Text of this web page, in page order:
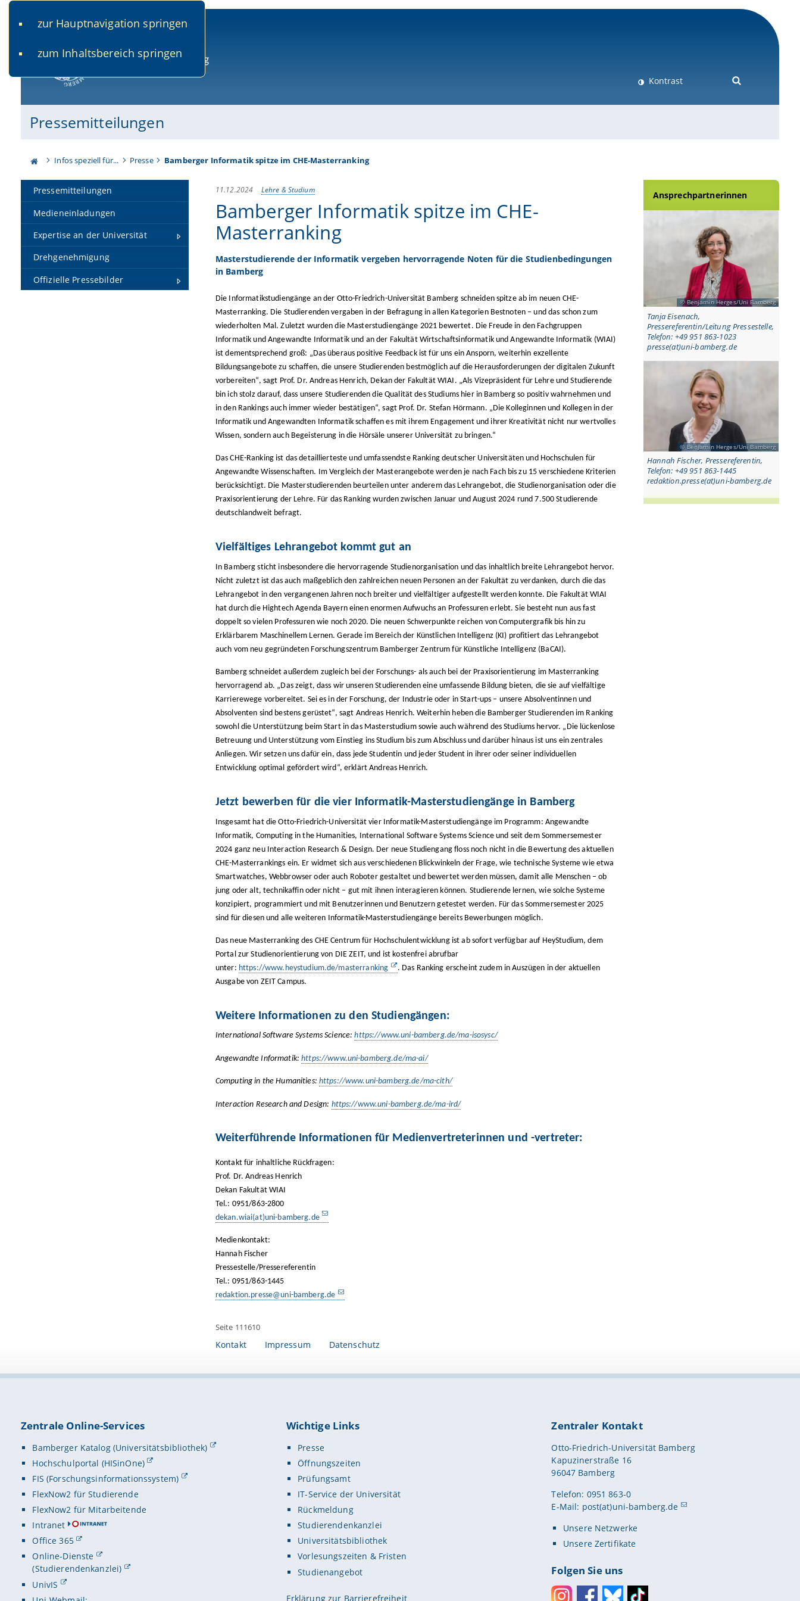
zur Hauptnavigation springen
zum Inhaltsbereich springen
Kontrast
Pressemitteilungen
Infos speziell für... Presse Bamberger Informatik spitze im CHE-Masterranking
Pressemitteilungen
Medieneinladungen
Expertise an der Universität
Drehgenehmigung
Offizielle Pressebilder
11.12.2024 Lehre & Studium
Bamberger Informatik spitze im CHE-
Masterranking
Masterstudierende der Informatik vergeben hervorragende Noten für die Studienbedingungen
in Bamberg
Die Informatikstudiengänge an der Otto-Friedrich-Universität Bamberg schneiden spitze ab im neuen CHE-
Masterranking. Die Studierenden vergaben in der Befragung in allen Kategorien Bestnoten – und das schon zum
wiederholten Mal. Zuletzt wurden die Masterstudiengänge 2021 bewertet. Die Freude in den Fachgruppen
Informatik und Angewandte Informatik und an der Fakultät Wirtschaftsinformatik und Angewandte Informatik (WIAI)
ist dementsprechend groß: „Das überaus positive Feedback ist für uns ein Ansporn, weiterhin exzellente
Bildungsangebote zu schaffen, die unsere Studierenden bestmöglich auf die Herausforderungen der digitalen Zukunft
vorbereiten“, sagt Prof. Dr. Andreas Henrich, Dekan der Fakultät WIAI. „Als Vizepräsident für Lehre und Studierende
bin ich stolz darauf, dass unsere Studierenden die Qualität des Studiums hier in Bamberg so positiv wahrnehmen und
in den Rankings auch immer wieder bestätigen“, sagt Prof. Dr. Stefan Hörmann. „Die Kolleginnen und Kollegen in der
Informatik und Angewandten Informatik schaffen es mit ihrem Engagement und ihrer Kreativität nicht nur wertvolles
Wissen, sondern auch Begeisterung in die Hörsäle unserer Universität zu bringen.“
Das CHE-Ranking ist das detaillierteste und umfassendste Ranking deutscher Universitäten und Hochschulen für
Angewandte Wissenschaften. Im Vergleich der Masterangebote werden je nach Fach bis zu 15 verschiedene Kriterien
berücksichtigt. Die Masterstudierenden beurteilen unter anderem das Lehrangebot, die Studienorganisation oder die
Praxisorientierung der Lehre. Für das Ranking wurden zwischen Januar und August 2024 rund 7.500 Studierende
deutschlandweit befragt.
Vielfältiges Lehrangebot kommt gut an
In Bamberg sticht insbesondere die hervorragende Studienorganisation und das inhaltlich breite Lehrangebot hervor.
Nicht zuletzt ist das auch maßgeblich den zahlreichen neuen Personen an der Fakultät zu verdanken, durch die das
Lehrangebot in den vergangenen Jahren noch breiter und vielfältiger aufgestellt werden konnte. Die Fakultät WIAI
hat durch die Hightech Agenda Bayern einen enormen Aufwuchs an Professuren erlebt. Sie besteht nun aus fast
doppelt so vielen Professuren wie noch 2020. Die neuen Schwerpunkte reichen von Computergrafik bis hin zu
Erklärbarem Maschinellem Lernen. Gerade im Bereich der Künstlichen Intelligenz (KI) profitiert das Lehrangebot
auch vom neu gegründeten Forschungszentrum Bamberger Zentrum für Künstliche Intelligenz (BaCAI).
Bamberg schneidet außerdem zugleich bei der Forschungs- als auch bei der Praxisorientierung im Masterranking
hervorragend ab. „Das zeigt, dass wir unseren Studierenden eine umfassende Bildung bieten, die sie auf vielfältige
Karrierewege vorbereitet. Sei es in der Forschung, der Industrie oder in Start-ups – unsere Absolventinnen und
Absolventen sind bestens gerüstet“, sagt Andreas Henrich. Weiterhin heben die Bamberger Studierenden im Ranking
sowohl die Unterstützung beim Start in das Masterstudium sowie auch während des Studiums hervor. „Die lückenlose
Betreuung und Unterstützung vom Einstieg ins Studium bis zum Abschluss und darüber hinaus ist uns ein zentrales
Anliegen. Wir setzen uns dafür ein, dass jede Studentin und jeder Student in ihrer oder seiner individuellen
Entwicklung optimal gefördert wird“, erklärt Andreas Henrich.
Jetzt bewerben für die vier Informatik-Masterstudiengänge in Bamberg
Insgesamt hat die Otto-Friedrich-Universität vier Informatik-Masterstudiengänge im Programm: Angewandte
Informatik, Computing in the Humanities, International Software Systems Science und seit dem Sommersemester
2024 ganz neu Interaction Research & Design. Der neue Studiengang floss noch nicht in die Bewertung des aktuellen
CHE-Masterrankings ein. Er widmet sich aus verschiedenen Blickwinkeln der Frage, wie technische Systeme wie etwa
Smartwatches, Webbrowser oder auch Roboter gestaltet und bewertet werden müssen, damit alle Menschen – ob
jung oder alt, technikaffin oder nicht – gut mit ihnen interagieren können. Studierende lernen, wie solche Systeme
konzipiert, programmiert und mit Benutzerinnen und Benutzern getestet werden. Für das Sommersemester 2025
sind für diesen und alle weiteren Informatik-Masterstudiengänge bereits Bewerbungen möglich.
Das neue Masterranking des CHE Centrum für Hochschulentwicklung ist ab sofort verfügbar auf HeyStudium, dem
Portal zur Studienorientierung von DIE ZEIT, und ist kostenfrei abrufbar
unter: https://www.heystudium.de/masterranking
. Das Ranking erscheint zudem in Auszügen in der aktuellen
Ausgabe von ZEIT Campus.
Weitere Informationen zu den Studiengängen:
International Software Systems Science:https://www.uni-bamberg.de/ma-isosysc/
Angewandte Informatik:https://www.uni-bamberg.de/ma-ai/
Computing in the Humanities: https://www.uni-bamberg.de/ma-cith/
Interaction Research and Design: https://www.uni-bamberg.de/ma-ird/
Weiterführende Informationen für Medienvertreterinnen und -vertreter:
Kontakt für inhaltliche Rückfragen:
Prof. Dr. Andreas Henrich
Dekan Fakultät WIAI
Tel.: 0951/863-2800
dekan.wiai(at)uni-bamberg.de
Medienkontakt:
Hannah Fischer
Pressestelle/Pressereferentin
Tel.: 0951/863-1445
redaktion.presse@uni-bamberg.de
Ansprechpartnerinnen
Benjamin Herges/Uni Bamberg
Tanja Eisenach,
Pressereferentin/Leitung Pressestelle,
Telefon: +49 951 863-1023
presse(at)uni-bamberg.de
Benjamin Herges/Uni Bamberg
Hannah Fischer, Pressereferentin,
Telefon: +49 951 863-1445
redaktion.presse(at)uni-bamberg.de
Seite 111610
Kontakt Impressum Datenschutz
Zentrale Online-Services
Bamberger Katalog (Universitätsbibliothek)
Hochschulportal (HISinOne)
FIS (Forschungsinformationssystem)
FlexNow2 für Studierende
FlexNow2 für Mitarbeitende
Intranet
Office 365
Online-Dienste
(Studierendenkanzlei)
UnivIS
Wichtige Links
Presse
Öffnungszeiten
Prüfungsamt
IT-Service der Universität
Rückmeldung
Studierendenkanzlei
Universitätsbibliothek
Vorlesungszeiten & Fristen
Studienangebot
Erklärung zur Barrierefreiheit
Zentraler Kontakt
Otto-Friedrich-Universität Bamberg
Kapuzinerstraße 16
96047 Bamberg
Telefon: 0951 863-0
E-Mail: post(at)uni-bamberg.de
Unsere Netzwerke
Unsere Zertifikate
Folgen Sie uns